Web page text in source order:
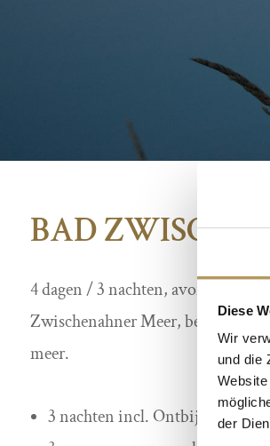
Diese
Wir
und die
der
BAD
4 dagen / 3 nachten,
Zwischenahner Meer, bezoek aan
meer.
3 nachten incl. Ontbijt